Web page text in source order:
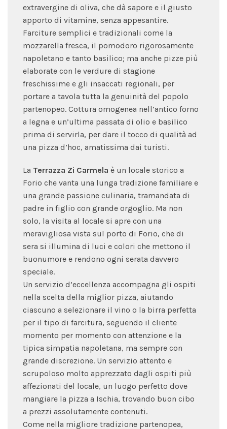
extravergine di oliva, che dà sapore e il giusto
apporto di vitamine, senza appesantire.
Farciture semplici e tradizionali come la
mozzarella fresca, il pomodoro rigorosamente
napoletano e tanto basilico; ma anche pizze più
elaborate con le verdure di stagione
freschissime e gli insaccati regionali, per
portare a tavola tutta la genuinità del popolo
partenopeo. Cottura omogenea nell’antico forno
a legna e un’ultima passata di olio e basilico
prima di servirla, per dare il tocco di qualità ad
una pizza d’hoc, amatissima dai turisti.
La Terrazza Zi Carmela è un locale storico a
Forio che vanta una lunga tradizione familiare e
una grande passione culinaria, tramandata di
padre in figlio con grande orgoglio. Ma non
solo, la visita al locale si apre con una
meravigliosa vista sul porto di Forio, che di
sera si illumina di luci e colori che mettono il
buonumore e rendono ogni serata davvero
speciale.
Un servizio d’eccellenza accompagna gli ospiti
nella scelta della miglior pizza, aiutando
ciascuno a selezionare il vino o la birra perfetta
per il tipo di farcitura, seguendo il cliente
momento per momento con attenzione e la
tipica simpatia napoletana, ma sempre con
grande discrezione. Un servizio attento e
scrupoloso molto apprezzato dagli ospiti più
affezionati del locale, un luogo perfetto dove
mangiare la pizza a Ischia, trovando buon cibo
a prezzi assolutamente contenuti.
Come nella migliore tradizione partenopea,